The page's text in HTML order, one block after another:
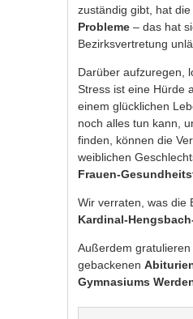
zuständig gibt, hat
Probleme – das hat
Bezirksvertretung
Darüber aufzuregen,
Stress ist eine Hürde
einem glücklichen
noch alles tun kann,
finden, können die
weiblichen
Frauen-
Wir verraten, was die
Kardinal-
Außerdem
gebackenen
Gymnasiums